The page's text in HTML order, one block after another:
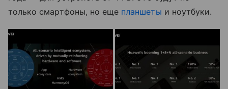
только смартфоны, но еще планшеты и ноутбуки.